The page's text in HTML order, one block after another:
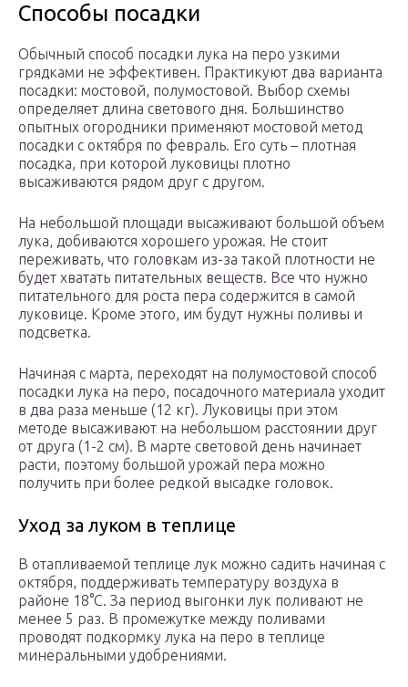
Способы посадки
Обычный способ посадки лука на перо узкими
грядками не эффективен. Практикуют два варианта
посадки: мостовой, полумостовой. Выбор схемы
определяет длина светового дня. Большинство
опытных огородники применяют мостовой метод
посадки с октября по февраль. Его суть – плотная
посадка, при которой луковицы плотно
высаживаются рядом друг с другом.
На небольшой площади высаживают большой объем
лука, добиваются хорошего урожая. Не стоит
переживать, что головкам из-за такой плотности не
будет хватать питательных веществ. Все что нужно
питательного для роста пера содержится в самой
луковице. Кроме этого, им будут нужны поливы и
подсветка.
Начиная с марта, переходят на полумостовой способ
посадки лука на перо, посадочного материала уходит
в два раза меньше (12 кг). Луковицы при этом
методе высаживают на небольшом расстоянии друг
от друга (1-2 см). В марте световой день начинает
расти, поэтому большой урожай пера можно
получить при более редкой высадке головок.
Уход за луком в теплице
В отапливаемой теплице лук можно садить начиная с
октября, поддерживать температуру воздуха в
районе 18°C. За период выгонки лук поливают не
менее 5 раз. В промежутке между поливами
проводят подкормку лука на перо в теплице
минеральными удобрениями.